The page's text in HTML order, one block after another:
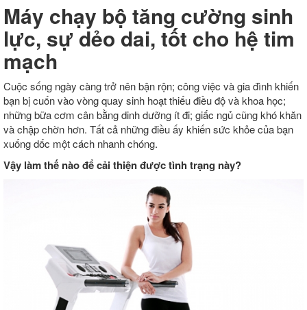
Máy chạy bộ tăng cường sinh
lực, sự dẻo dai, tốt cho hệ tim
mạch
Cuộc sống ngày càng trở nên bận rộn; công việc và gia đình khiến
bạn bị cuốn vào vòng quay sinh hoạt thiếu điều độ và khoa học;
những bữa cơm cân bằng dinh dưỡng ít đi; giấc ngủ cũng khó khăn
và chập chờn hơn. Tất cả những điều ấy khiến sức khỏe của bạn
xuống dốc một cách nhanh chóng.
Vậy làm thế nào để cải thiện được tình trạng này?